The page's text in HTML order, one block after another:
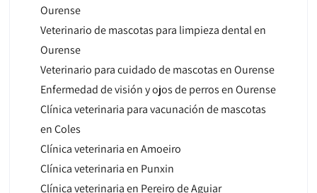
Ourense
Veterinario de mascotas para limpieza dental en
Ourense
Veterinario para cuidado de mascotas en Ourense
Enfermedad de visión y ojos de perros en Ourense
Clínica veterinaria para vacunación de mascotas
en Coles
Clínica veterinaria en Amoeiro
Clínica veterinaria en Punxin
Clínica veterinaria en Pereiro de Aguiar